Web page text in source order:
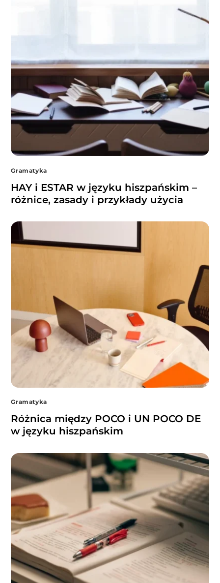
Gramatyka
HAY i ESTAR w języku hiszpańskim –
różnice, zasady i przykłady użycia
Gramatyka
Różnica między POCO i UN POCO DE
w języku hiszpańskim